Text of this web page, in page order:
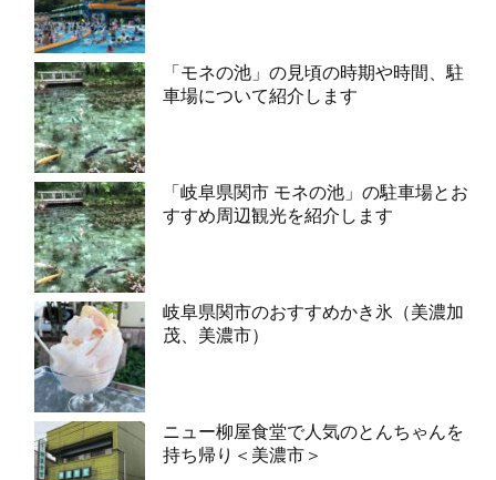
「モネの池」の見頃の時期や時間、駐
車場について紹介します
「岐阜県関市 モネの池」の駐車場とお
すすめ周辺観光を紹介します
岐阜県関市のおすすめかき氷（美濃加
茂、美濃市）
ニュー柳屋食堂で人気のとんちゃんを
持ち帰り＜美濃市＞